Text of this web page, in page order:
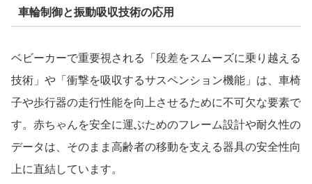
車輪制御と振動吸収技術の応用
ベビーカーで重要視される「段差をスムーズに乗り越える
技術」や「衝撃を吸収するサスペンション機能」は、車椅
子や歩行器の走行性能を向上させるために不可欠な要素で
す。赤ちゃんを安全に運ぶためのフレーム設計や耐久性の
データは、そのまま高齢者の移動を支える器具の安全性向
上に直結しています。